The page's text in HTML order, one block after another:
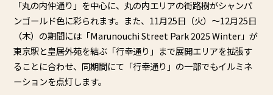
「丸の内仲通り」 を中心に、丸の内エリアの街路樹がシャンパ
ンゴールド色に彩られます。 また、11月25日（火）～12月25日
（木）の期間には「Marunouchi Street Park 2025 Winter」が
東京駅と皇居外苑を結ぶ「行幸通り」 まで展開エリアを拡張す
ることに合わせ、同期間にて「行幸通り」 の一部でもイルミネ
ーションを点灯します。